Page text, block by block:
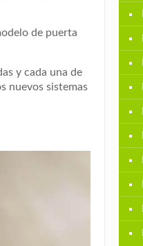
de puerta
y cada una de
nuevos sistemas